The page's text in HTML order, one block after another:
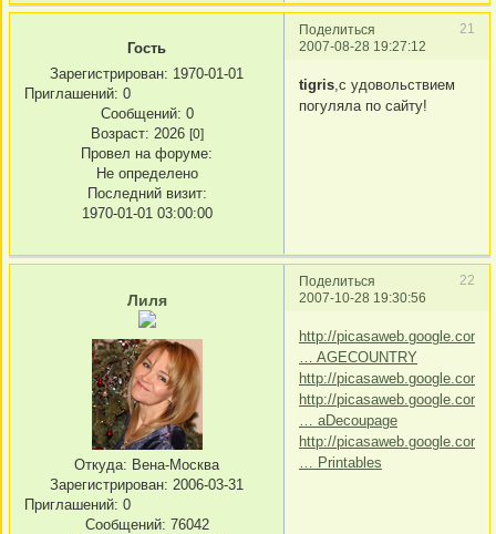
Поделиться
21
2007-08-28 19:27:12
Гость
Зарегистрирован: 1970-01-01
Приглашений: 0
Сообщений: 0
Возраст: 2026 [0]
Провел на форуме:
Не определено
Последний визит:
1970-01-01 03:00:00
tigris,с удовольствием
погуляла по сайту!
Поделиться
22
2007-10-28 19:30:56
Лиля
Откуда: Вена-Москва
Зарегистрирован: 2006-03-31
Приглашений: 0
Сообщений: 76042
http://picasaweb.google.com/
… AGECOUNTRY
http://picasaweb.google.com/
http://picasaweb.google.com/
… aDecoupage
http://picasaweb.google.com/
… Printables